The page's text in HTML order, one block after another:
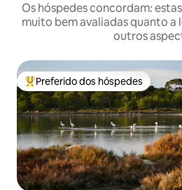
Os hóspedes concordam:
muito bem avaliadas quanto a
outros
Entre os melhores preferidos dos
Preferido dos hóspedes